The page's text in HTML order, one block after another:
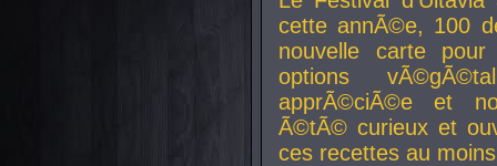
cette annÃ©e, 100
nouvelle carte
options
apprÃ©ciÃ©e et
Ã©tÃ© curieux et
ces recettes au